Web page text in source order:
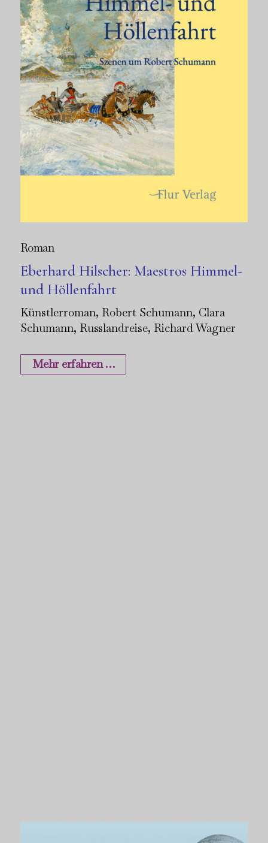
Roman
Eberhard Hilscher: Maestros Himmel-
und Höllenfahrt
Künstlerroman, Robert Schumann, Clara
Schumann, Russlandreise, Richard Wagner
Mehr erfahren …